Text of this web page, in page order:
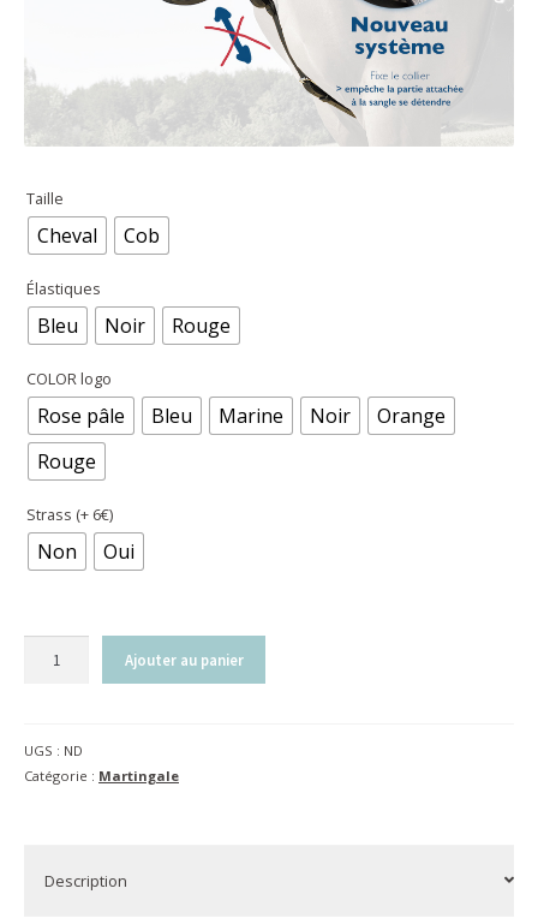
Taille
Cheval Cob
Élastiques
Bleu Noir Rouge
COLOR logo
Rose pâle Bleu Marine Noir
Orange
Rouge
Strass (+ 6€)
Non Oui
Ajouter au panier
UGS : ND
Catégorie : Martingale
Description